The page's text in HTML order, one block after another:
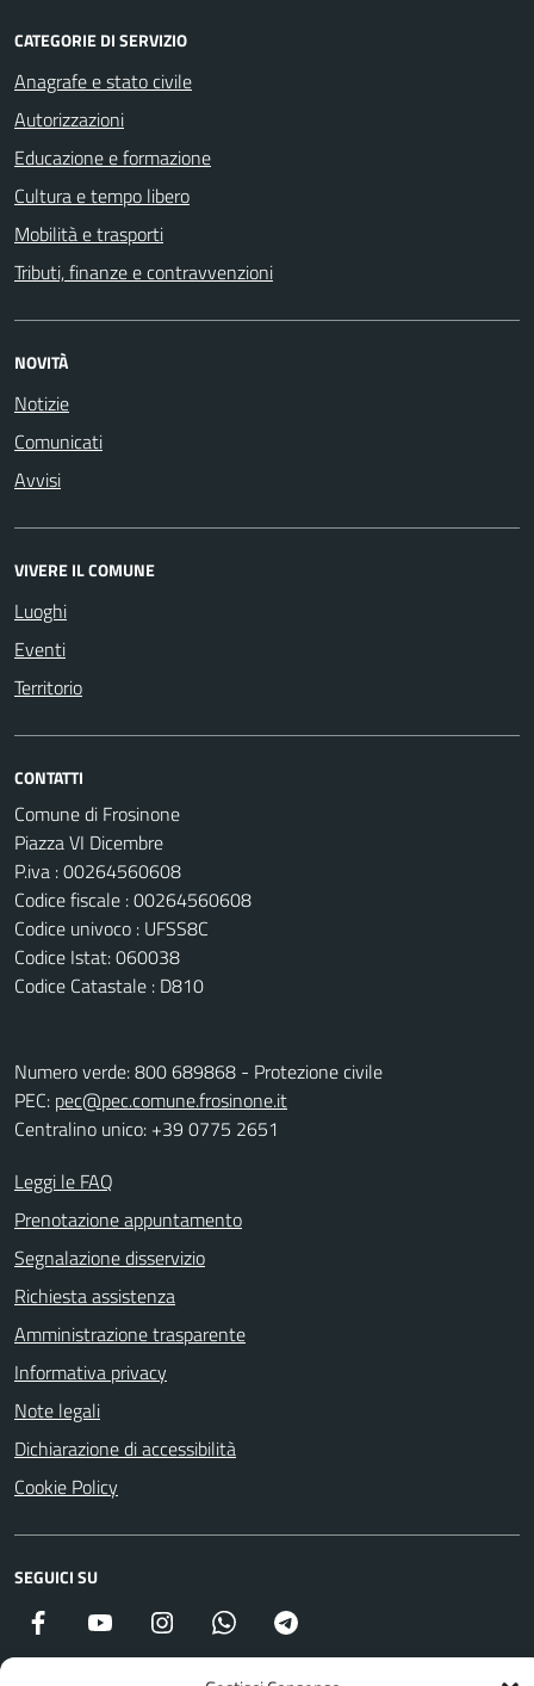
CATEGORIE DI SERVIZIO
Anagrafe e stato civile
Autorizzazioni
Educazione e formazione
Cultura e tempo libero
Mobilità e trasporti
Tributi, finanze e contravvenzioni
NOVITÀ
Notizie
Comunicati
Avvisi
VIVERE IL COMUNE
Luoghi
Eventi
Territorio
CONTATTI
Comune di Frosinone
Piazza VI Dicembre
P.iva : 00264560608
Codice fiscale : 00264560608
Codice univoco : UFSS8C
Codice Istat: 060038
Codice Catastale : D810
Numero verde: 800 689868 - Protezione civile
PEC: pec@pec.comune.frosinone.it
Centralino unico: +39 0775 2651
Leggi le FAQ
Prenotazione appuntamento
Segnalazione disservizio
Richiesta assistenza
Amministrazione trasparente
Informativa privacy
Note legali
Dichiarazione di accessibilità
Cookie Policy
SEGUICI SU
Facebook YouTube Instagram WhatsApp